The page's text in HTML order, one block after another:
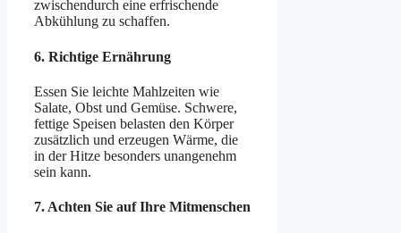
zwischendurch eine erfrischende
Abkühlung zu schaffen.
6. Richtige Ernährung
Essen Sie leichte Mahlzeiten wie
Salate, Obst und Gemüse. Schwere,
fettige Speisen belasten den Körper
zusätzlich und erzeugen Wärme, die
in der Hitze besonders unangenehm
sein kann.
7. Achten Sie auf Ihre Mitmenschen